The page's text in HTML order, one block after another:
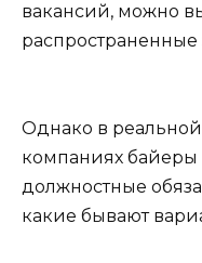
вакансий, можно
распространенные
Однако в
компаниях байеры
должностные
какие бывают